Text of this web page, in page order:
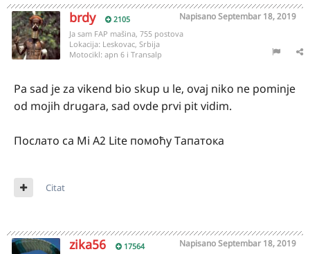
brdy 2105 NapisanoSeptembar 18, 2019
Ja sam FAP mašina, 755 postova
Lokacija: Leskovac, Srbija
Motocikl: apn 6 i Transalp
Pa sad je za vikend bio skup u le, ovaj niko ne pominje
od mojih drugara, sad ovde prvi pit vidim.
Послато са Mi A2 Lite помоћу Тапатока
Citat
zika56 17564 NapisanoSeptembar 18, 2019